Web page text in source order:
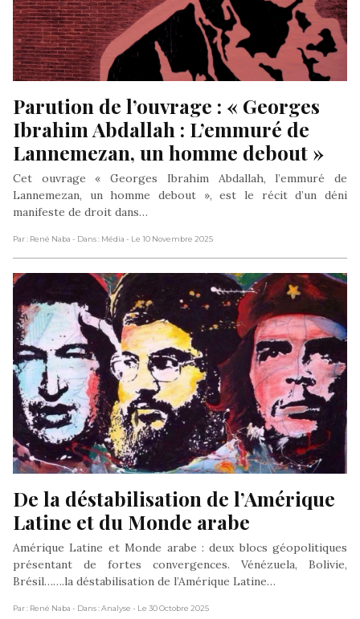
Parution de l’ouvrage : « Georges
Ibrahim Abdallah : L’emmuré de
Lannemezan, un homme debout »
Cet ouvrage « Georges Ibrahim Abdallah, l’emmuré de
Lannemezan, un homme debout », est le récit d’un déni
manifeste de droit dans…
Par : René Naba - Dans : Média - Le 10 Novembre 2025
De la déstabilisation de l’Amérique
Latine et du Monde arabe
Amérique Latine et Monde arabe : deux blocs géopolitiques
présentant de fortes convergences. Vénézuela, Bolivie,
Brésil…….la déstabilisation de l’Amérique Latine…
Par : René Naba - Dans : Analyse - Le 30 Octobre 2025